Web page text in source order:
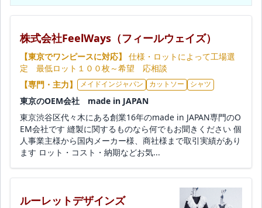
株式会社FeelWays（フィールウェイズ）
【東京でワンピースに対応】
仕様・ロットによって工場選
定 最低ロット１００枚～希望 応相談
【専門・主力】
メイドインジャパン カットソー シャツ
東京のOEM会社 made in JAPAN
東京渋谷区代々木にある創業16年のmade in JAPAN専門のO
EM会社です 縫製に関するものなら何でもお聞きください 個
人事業主様から国内メーカー様、商社様まで取引実績があり
ます ロット・コスト・納期などお気...
ルーレットデザインズ